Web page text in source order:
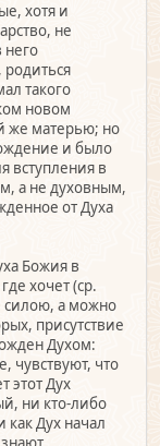
хотя и
не
него
родиться
такого
новом
же матерью; но
и было
вступления в
а не духовным,
от Духа
Божия в
хочет (ср.
силою, а можно
присутствие
Духом:
чувствуют, что
этот Дух
ни кто-либо
как Дух начал